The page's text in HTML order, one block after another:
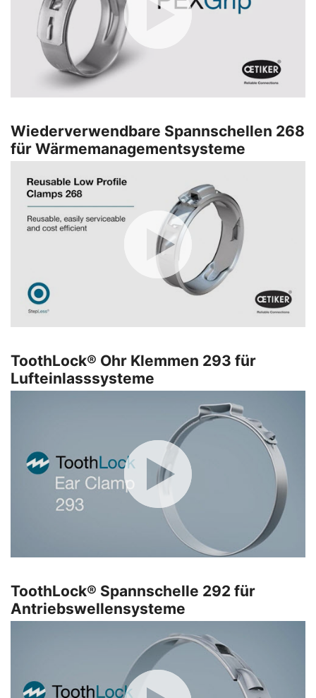
Wiederverwendbare Spannschellen 268
für Wärmemanagementsysteme
ToothLock® Ohr Klemmen 293 für
Lufteinlasssysteme
ToothLock® Spannschelle 292 für
Antriebswellensysteme